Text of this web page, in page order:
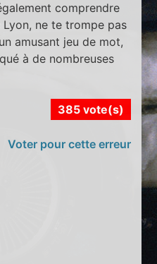
comprendre
ne te trompe pas
amusant jeu de mot,
à de nombreuses
385 vote(s)
Voter pour cette erreur